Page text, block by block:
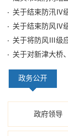
关于结束防汛Ⅳ
关于结束防风Ⅳ
政务公开
政府领导